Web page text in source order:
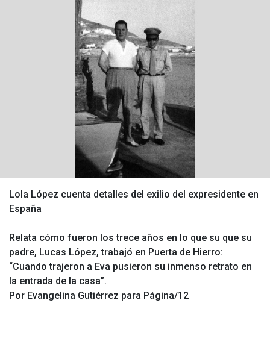
Lola López cuenta detalles del exilio del expresidente en
España
Relata cómo fueron los trece años en lo que su que su
padre, Lucas López, trabajó en Puerta de Hierro:
“Cuando trajeron a Eva pusieron su inmenso retrato en
la entrada de la casa”.
Por Evangelina Gutiérrez para Página/12